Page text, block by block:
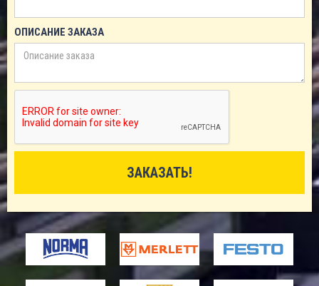
ОПИСАНИЕ ЗАКАЗА